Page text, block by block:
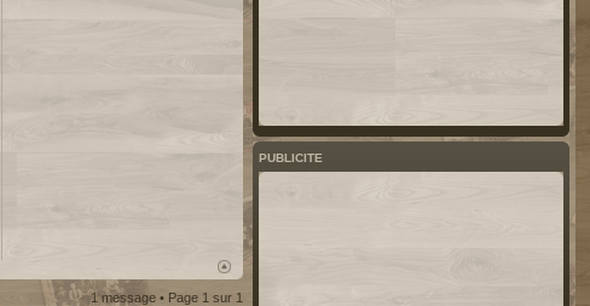
1 message • Page 1 sur 1
PUBLICITE